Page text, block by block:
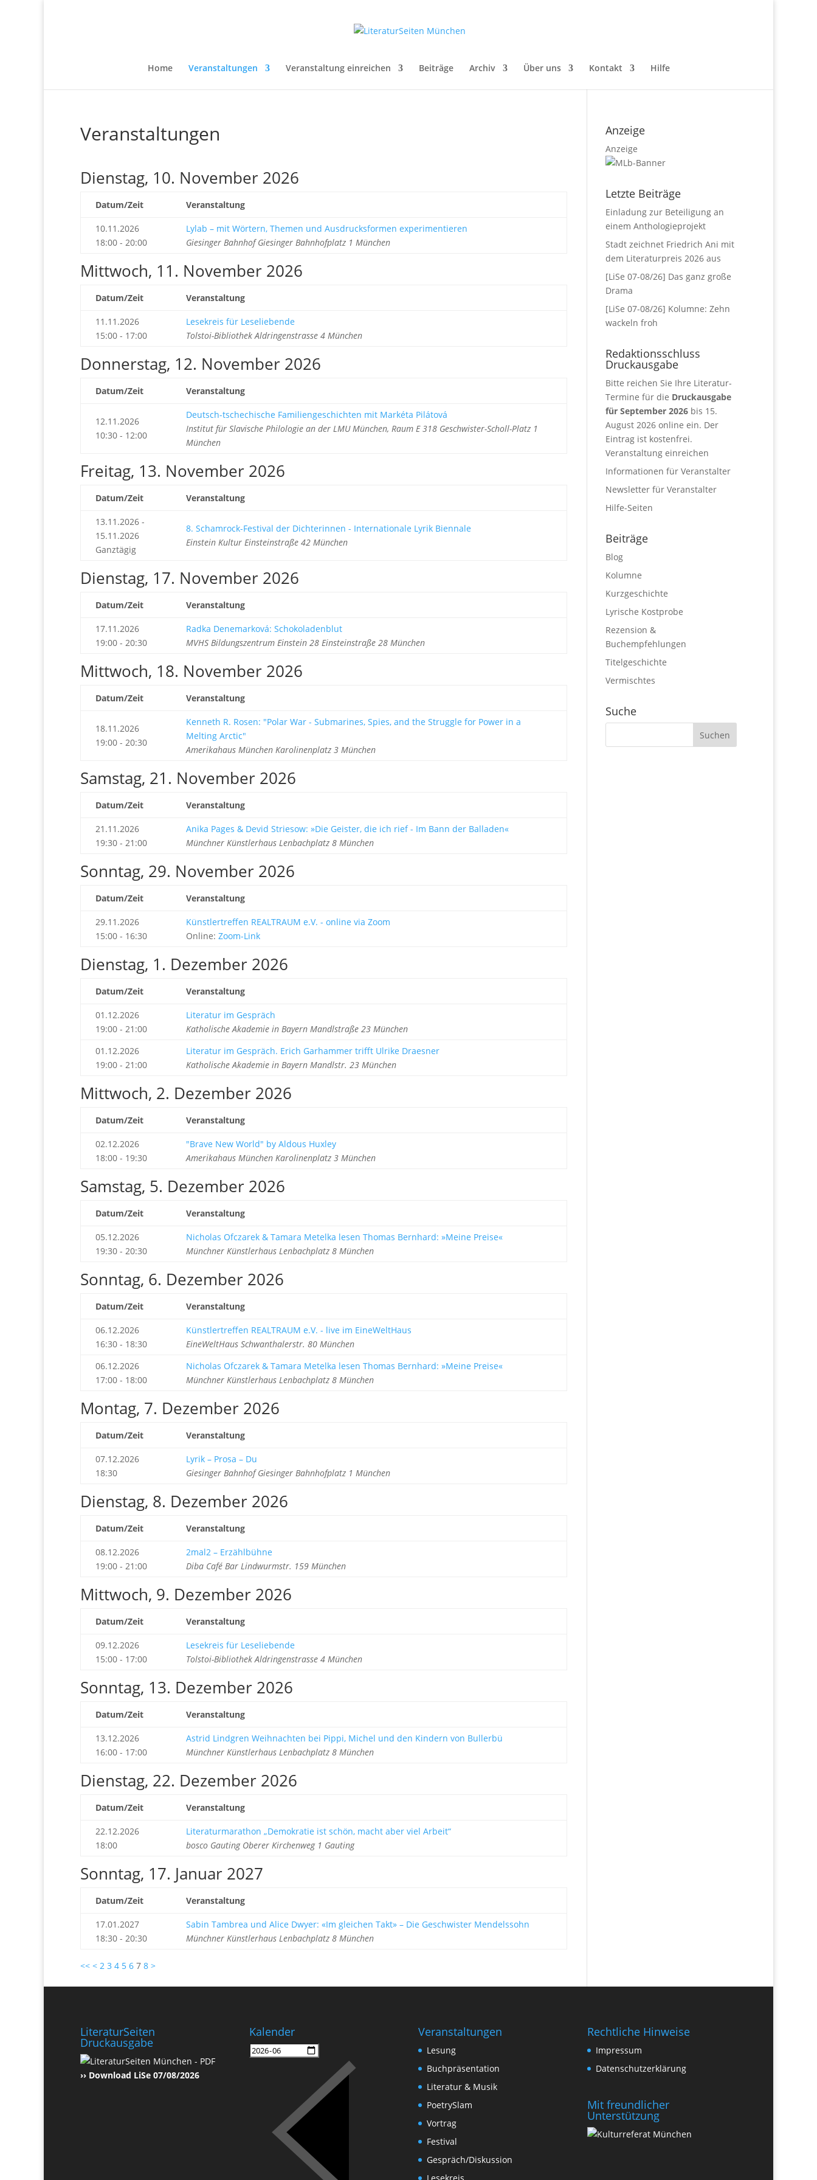
Home Veranstaltungen Veranstaltung einreichen Beiträge Archiv Über uns Kontakt Hilfe
Veranstaltungen
Dienstag, 10. November 2026
Datum/Zeit Veranstaltung
10.11.2026
18:00 - 20:00
Lylab – mit Wörtern, Themen und Ausdrucksformen experimentieren
Giesinger Bahnhof Giesinger Bahnhofplatz 1 München
Mittwoch, 11. November 2026
Datum/Zeit Veranstaltung
11.11.2026
15:00 - 17:00
Lesekreis für Leseliebende
Tolstoi-Bibliothek Aldringenstrasse 4 München
Donnerstag, 12. November 2026
Datum/Zeit Veranstaltung
12.11.2026
10:30 - 12:00
Deutsch-tschechische Familiengeschichten mit Markéta Pilátová
Institut für Slavische Philologie an der LMU München, Raum E 318 Geschwister-Scholl-Platz 1
München
Freitag, 13. November 2026
Datum/Zeit Veranstaltung
13.11.2026 -
15.11.2026
Ganztägig
8. Schamrock-Festival der Dichterinnen - Internationale Lyrik Biennale
Einstein Kultur Einsteinstraße 42 München
Dienstag, 17. November 2026
Datum/Zeit Veranstaltung
17.11.2026
19:00 - 20:30
Radka Denemarková: Schokoladenblut
MVHS Bildungszentrum Einstein 28 Einsteinstraße 28 München
Mittwoch, 18. November 2026
Datum/Zeit Veranstaltung
18.11.2026
19:00 - 20:30
Kenneth R. Rosen: "Polar War - Submarines, Spies, and the Struggle for Power in a
Melting Arctic"
Amerikahaus München Karolinenplatz 3 München
Samstag, 21. November 2026
Datum/Zeit Veranstaltung
21.11.2026
19:30 - 21:00
Anika Pages & Devid Striesow: »Die Geister, die ich rief - Im Bann der Balladen«
Münchner Künstlerhaus Lenbachplatz 8 München
Sonntag, 29. November 2026
Datum/Zeit Veranstaltung
29.11.2026
15:00 - 16:30
Künstlertreffen REALTRAUM e.V. - online via Zoom
Online: Zoom-Link
Dienstag, 1. Dezember 2026
Datum/Zeit Veranstaltung
01.12.2026
19:00 - 21:00
Literatur im Gespräch
Katholische Akademie in Bayern Mandlstraße 23 München
01.12.2026
19:00 - 21:00
Literatur im Gespräch. Erich Garhammer trifft Ulrike Draesner
Katholische Akademie in Bayern Mandlstr. 23 München
Mittwoch, 2. Dezember 2026
Datum/Zeit Veranstaltung
02.12.2026
18:00 - 19:30
"Brave New World" by Aldous Huxley
Amerikahaus München Karolinenplatz 3 München
Samstag, 5. Dezember 2026
Datum/Zeit Veranstaltung
05.12.2026
19:30 - 20:30
Nicholas Ofczarek & Tamara Metelka lesen Thomas Bernhard: »Meine Preise«
Münchner Künstlerhaus Lenbachplatz 8 München
Sonntag, 6. Dezember 2026
Datum/Zeit Veranstaltung
06.12.2026
16:30 - 18:30
Künstlertreffen REALTRAUM e.V. - live im EineWeltHaus
EineWeltHaus Schwanthalerstr. 80 München
06.12.2026
17:00 - 18:00
Nicholas Ofczarek & Tamara Metelka lesen Thomas Bernhard: »Meine Preise«
Münchner Künstlerhaus Lenbachplatz 8 München
Montag, 7. Dezember 2026
Datum/Zeit Veranstaltung
07.12.2026
18:30
Lyrik – Prosa – Du
Giesinger Bahnhof Giesinger Bahnhofplatz 1 München
Dienstag, 8. Dezember 2026
Datum/Zeit Veranstaltung
08.12.2026
19:00 - 21:00
2mal2 – Erzählbühne
Diba Café Bar Lindwurmstr. 159 München
Mittwoch, 9. Dezember 2026
Datum/Zeit Veranstaltung
09.12.2026
15:00 - 17:00
Lesekreis für Leseliebende
Tolstoi-Bibliothek Aldringenstrasse 4 München
Sonntag, 13. Dezember 2026
Datum/Zeit Veranstaltung
13.12.2026
16:00 - 17:00
Astrid Lindgren Weihnachten bei Pippi, Michel und den Kindern von Bullerbü
Münchner Künstlerhaus Lenbachplatz 8 München
Dienstag, 22. Dezember 2026
Datum/Zeit Veranstaltung
22.12.2026
18:00
Literaturmarathon „Demokratie ist schön, macht aber viel Arbeit“
bosco Gauting Oberer Kirchenweg 1 Gauting
Sonntag, 17. Januar 2027
Datum/Zeit Veranstaltung
17.01.2027
18:30 - 20:30
Sabin Tambrea und Alice Dwyer: «Im gleichen Takt» – Die Geschwister Mendelssohn
Münchner Künstlerhaus Lenbachplatz 8 München
<< < 2 3 4 5 6 7 8 >
Anzeige
Anzeige
Letzte Beiträge
Einladung zur Beteiligung an
einem Anthologieprojekt
Stadt zeichnet Friedrich Ani mit
dem Literaturpreis 2026 aus
[LiSe 07-08/26] Das ganz große
Drama
[LiSe 07-08/26] Kolumne: Zehn
wackeln froh
Redaktionsschluss
Druckausgabe
Bitte reichen Sie Ihre Literatur-
Termine für die Druckausgabe
für September 2026 bis 15.
August 2026 online ein. Der
Eintrag ist kostenfrei.
Veranstaltung einreichen
Informationen für Veranstalter
Newsletter für Veranstalter
Hilfe-Seiten
Beiträge
Blog
Kolumne
Kurzgeschichte
Lyrische Kostprobe
Rezension &
Buchempfehlungen
Titelgeschichte
Vermischtes
Suche
LiteraturSeiten
Druckausgabe
›› Download LiSe 07/08/2026
Kalender Veranstaltungen
Lesung
Buchpräsentation
Literatur & Musik
PoetrySlam
Vortrag
Festival
Gespräch/Diskussion
Rechtliche Hinweise
Impressum
Datenschutzerklärung
Mit freundlicher
Unterstützung